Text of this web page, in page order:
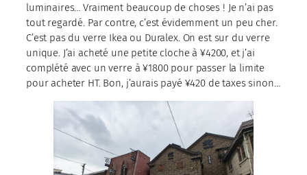
luminaires… Vraiment beaucoup de choses ! Je n’ai pas
tout regardé. Par contre, c’est évidemment un peu cher.
C’est pas du verre Ikea ou Duralex. On est sur du verre
unique. J’ai acheté une petite cloche à ¥4200, et j’ai
complété avec un verre à ¥1800 pour passer la limite
pour acheter HT. Bon, j’aurais payé ¥420 de taxes sinon…